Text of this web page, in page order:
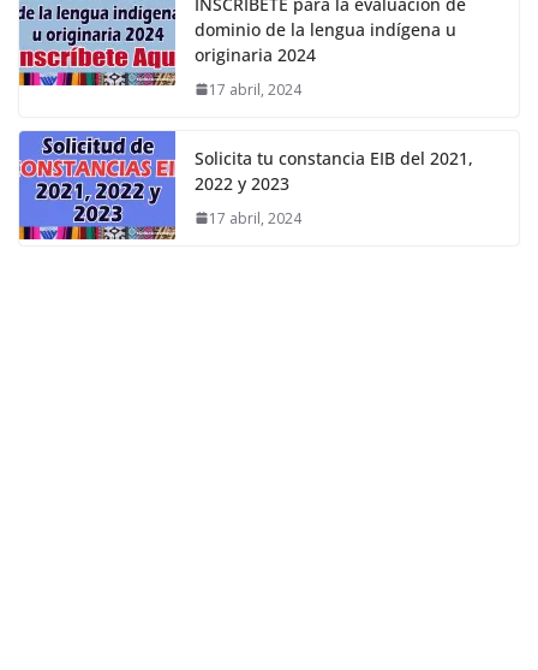
dominio de la lengua indígena u
originaria 2024
17 abril, 2024
Solicita tu constancia EIB del 2021,
2022 y 2023
17 abril, 2024